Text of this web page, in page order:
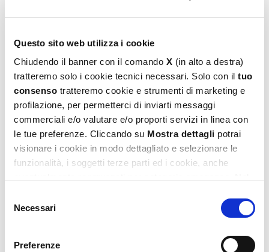
Questo sito web utilizza i cookie
Chiudendo il banner con il comando X (in alto a destra)
tratteremo solo i cookie tecnici necessari. Solo con il tuo
consenso tratteremo cookie e strumenti di marketing e
profilazione, per permetterci di inviarti messaggi
commerciali e/o valutare e/o proporti servizi in linea con
le tue preferenze. Cliccando su Mostra dettagli potrai
visionare i cookie in modo dettagliato e selezionare le
funzionalità, i soggetti terze parti ed i cookie, anche
Privacy e Cookie Policy,
dove potrai avere maggiori
informazioni e modificare le tue scelte. Potrai verificare e
modificare i tuoi consensi anche cliccando sul simbolo
della graffetta presente su ogni pagina
delNecessari
Preferenze
Barbie Fashion Atelier Con Doll
44,99€
Leggi tutto